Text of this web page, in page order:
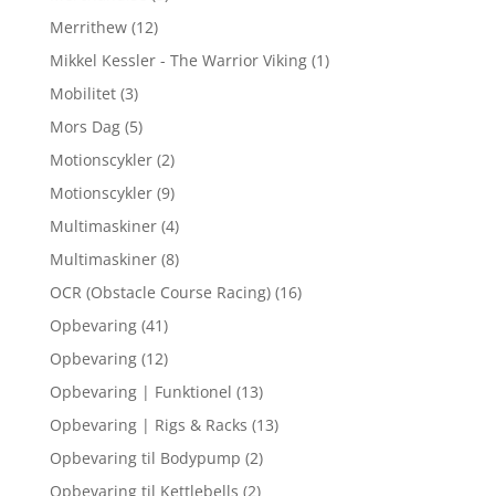
Merrithew (12)
Mikkel Kessler - The Warrior Viking (1)
Mobilitet (3)
Mors Dag (5)
Motionscykler (2)
Motionscykler (9)
Multimaskiner (4)
Multimaskiner (8)
OCR (Obstacle Course Racing) (16)
Opbevaring (41)
Opbevaring (12)
Opbevaring | Funktionel (13)
Opbevaring | Rigs & Racks (13)
Opbevaring til Bodypump (2)
Opbevaring til Kettlebells (2)